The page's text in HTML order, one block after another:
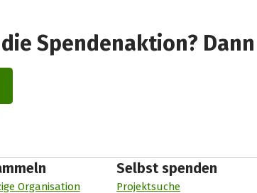
Spendenaktion?
Organisation
Selbst spenden
Projektsuche